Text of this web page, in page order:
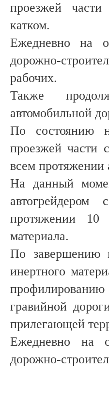
проезжей
катком.
Ежедневно на
дорожно-
рабочих.
Также
автомобильной
По состоянию
проезжей части
всем протяжении
На данный
протяжении 10
материала.
По завершению
инертного
гравийной
прилегающей
Ежедневно на
дорожно-